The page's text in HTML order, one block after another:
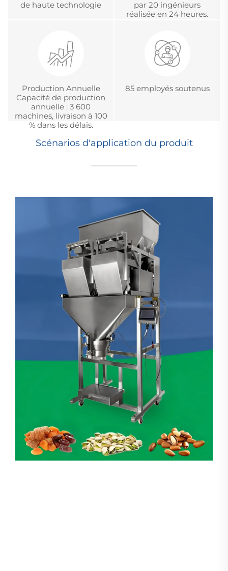
de haute technologie
par 20 ingénieurs
réalisée en 24 heures.
Production Annuelle
Capacité de production
annuelle : 3 600
machines, livraison à 100
% dans les délais.
85 employés soutenus
Scénarios d'application du produit